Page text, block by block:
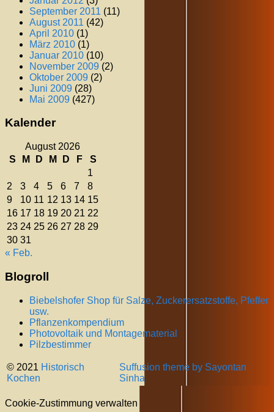
September 2011 (11)
August 2011 (42)
April 2010 (1)
März 2010 (1)
Januar 2010 (10)
November 2009 (2)
Oktober 2009 (2)
Juni 2009 (28)
Mai 2009 (427)
Kalender
August 2026
S
M D M D F
S
1
2
3 4 5 6 7
8
9
10 11 12 13 14 15
16 17 18 19 20 21 22
23 24 25 26 27 28 29
30 31
« Feb.
Blogroll
Biebelshofer Shop für Salze, Zuckerersatzstoffe, Pfeffer
usw.
Pflanzenkompendium
Photovoltaik und Montagematerial
Pilzbestimmer
© 2021 Historisch
Kochen
Suffusion theme by Sayontan
Sinha
Cookie-Zustimmung verwalten